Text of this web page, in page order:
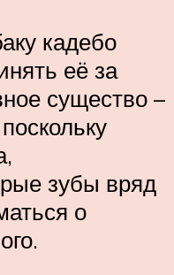
кадебо
её за
существо –
зубы вряд
о